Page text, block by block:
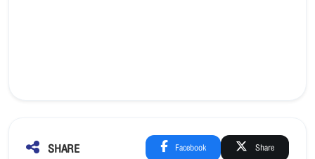
SHARE Facebook Share